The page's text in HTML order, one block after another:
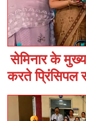
सेमिनार के मुख्य
करते प्रिंसिपल